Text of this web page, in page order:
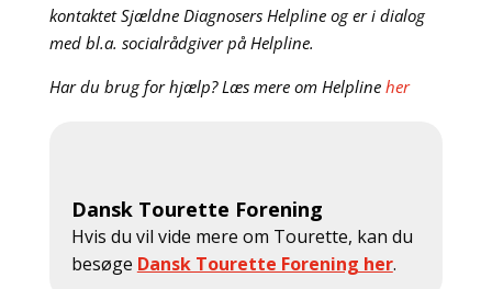
kontaktet Sjældne Diagnosers Helpline og er i dialog
med bl.a. socialrådgiver på Helpline.
Har du brug for hjælp? Læs mere om Helpline her
Dansk Tourette Forening
Hvis du vil vide mere om Tourette, kan du
besøge Dansk Tourette Forening her.